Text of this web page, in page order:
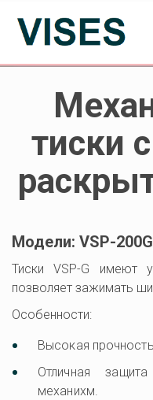
тиски
Модели: VSP-
Тиски VSP-G имеют
позволяет зажимать
Особенности:
Высокая
Отличная
механихм.